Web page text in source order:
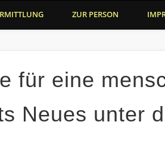
ZUR PERSON
für eine
Neues unter